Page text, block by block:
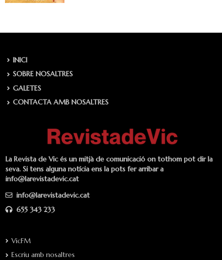
INICI
SOBRE NOSALTRES
GALETES
CONTACTA AMB NOSALTRES
La Revista de Vic és un mitjà de comunicació on tothom pot dir la
seva. Si tens alguna notícia ens la pots fer arribar a
info@larevistadevic.cat
info@larevistadevic.cat
655 343 233
VicFM
Escriu amb nosaltres